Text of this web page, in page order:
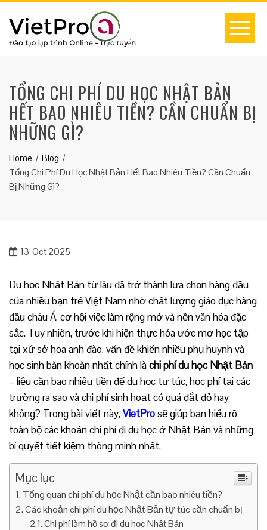
content
TỔNG CHI PHÍ DU HỌC NHẬT BẢN
HẾT BAO NHIÊU TIỀN? CẦN CHUẨN BỊ
NHỮNG GÌ?
Home
Blog
Tổng Chi Phí Du Học Nhật Bản Hết Bao Nhiêu Tiền? Cần Chuẩn
Bị Những Gì?
13 Oct 2025
Du học Nhật Bản từ lâu đã trở thành lựa chọn hàng đầu
của nhiều bạn trẻ Việt Nam nhờ chất lượng giáo dục hàng
đầu châu Á, cơ hội việc làm rộng mở và nền văn hóa đặc
sắc. Tuy nhiên, trước khi hiện thực hóa ước mơ học tập
tại xứ sở hoa anh đào, vấn đề khiến nhiều phụ huynh và
học sinh băn khoăn nhất chính làchi phí du học Nhật Bản
– liệu cần bao nhiêu tiền để du học tự túc, học phí tại các
trường ra sao và chi phí sinh hoạt có quá đắt đỏ hay
không? Trong bài viết này,VietProsẽ giúp bạn hiểu rõ
toàn bộ các khoản chi phí đi du học ở Nhật Bản và những
bí quyết tiết kiệm thông minh nhất.
Mục lục
Tổng quan chi phí du học Nhật cần bao nhiêu tiền?
Các khoản chi phí du học Nhật Bản tự túc cần chuẩn bị
Chi phí làm hồ sơ đi du học Nhật Bản